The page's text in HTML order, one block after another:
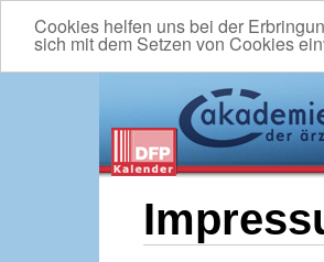
Cookies helfen uns bei der
sich mit dem Setzen von Cookies